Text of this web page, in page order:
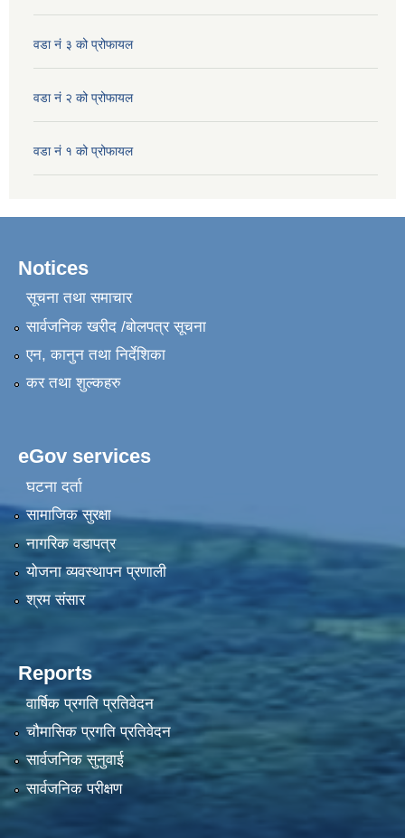
वडा नं ३ को प्रोफायल
वडा नं २ को प्रोफायल
वडा नं १ को प्रोफायल
Notices
सूचना तथा समाचार
सार्वजनिक खरीद /बोलपत्र सूचना
एन, कानुन तथा निर्देशिका
कर तथा शुल्कहरु
eGov services
घटना दर्ता
सामाजिक सुरक्षा
नागरिक वडापत्र
योजना व्यवस्थापन प्रणाली
श्रम संसार
Reports
वार्षिक प्रगति प्रतिवेदन
चौमासिक प्रगति प्रतिवेदन
सार्वजनिक सुनुवाई
सार्वजनिक परीक्षण